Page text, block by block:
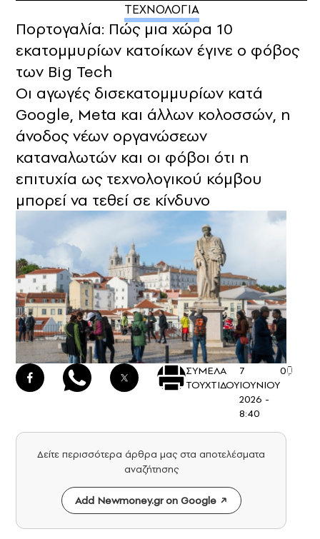
ΤΕΧΝΟΛΟΓΙΑ
Πορτογαλία: Πώς μια χώρα 10
εκατομμυρίων κατοίκων έγινε ο φόβος
των Big Tech
Οι αγωγές δισεκατομμυρίων κατά
Google, Meta και άλλων κολοσσών, η
άνοδος νέων οργανώσεων
καταναλωτών και οι φόβοι ότι η
επιτυχία ως τεχνολογικού κόμβου
μπορεί να τεθεί σε κίνδυνο
ΣΥΜΕΛΑ
ΤΟΥΧΤΙΔΟΥ
7
ΙΟΥΝΙΟΥ
2026 -
8:40
0
Δείτε περισσότερα άρθρα μας στα αποτελέσματα
αναζήτησης
Add Newmoney.gr on Google